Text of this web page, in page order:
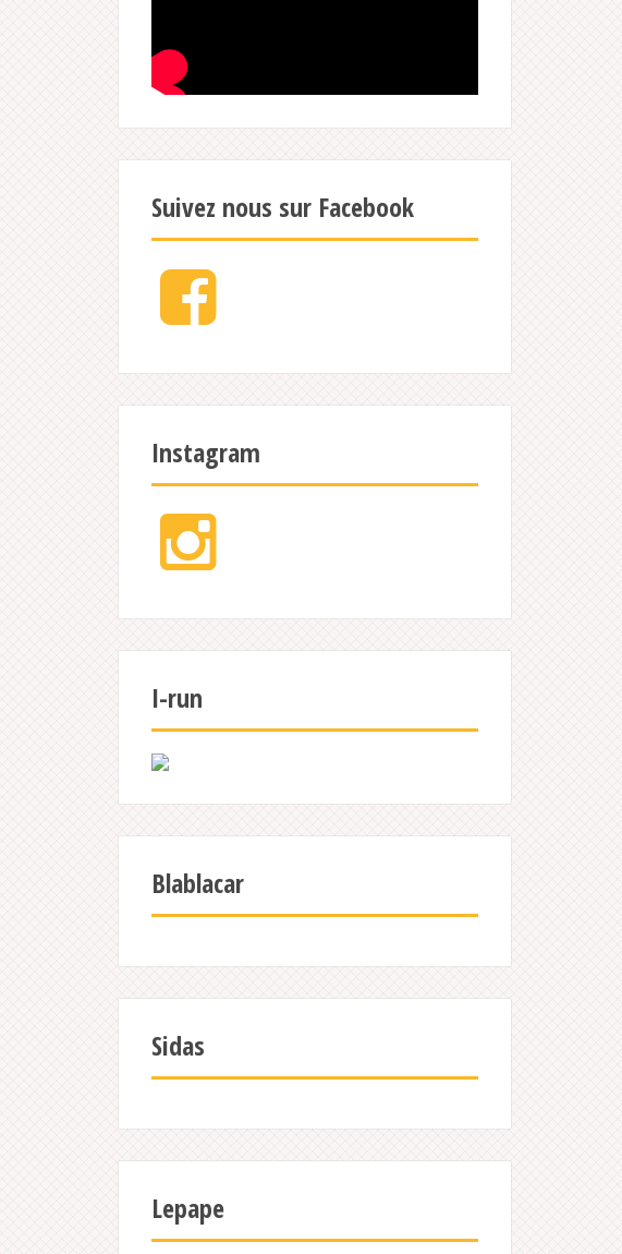
Suivez nous sur Facebook
Facebook
Instagram
Instagram
I-run
Blablacar
Sidas
Lepape